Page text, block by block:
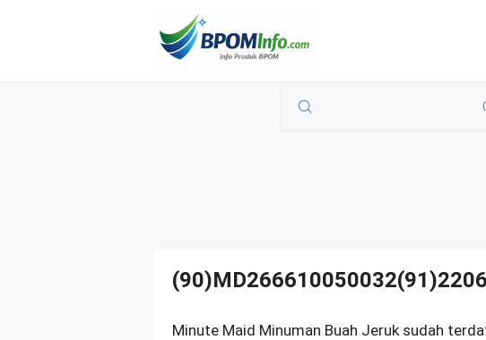
Minute Maid Minuman Buah Jeruk sudah